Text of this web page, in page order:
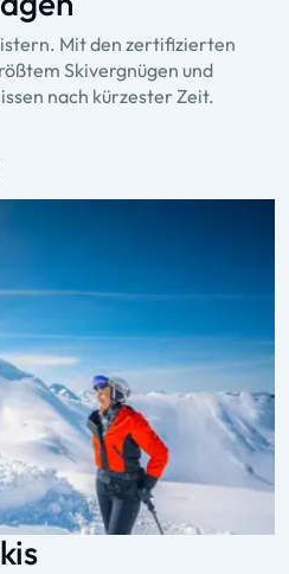
Mit den zertifizierten
Skivergnügen und
nach kürzester Zeit.